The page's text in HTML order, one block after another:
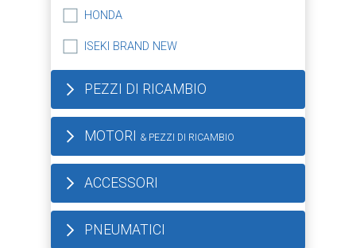
HONDA
ISEKI BRAND NEW
PEZZI DI RICAMBIO
MOTORI & PEZZI DI RICAMBIO
ACCESSORI
PNEUMATICI